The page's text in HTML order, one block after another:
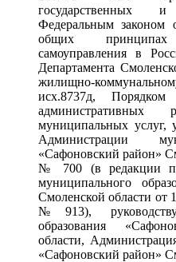
государственных
Федеральным
общих принципах
самоуправления в
Департамента
жилищно-
исх.8737д,
административных
муниципальных услуг,
Администрации
«Сафоновский район»
№ 700 (в редакции
муниципального
Смоленской области от
№ 913),
образования
области,
«Сафоновский район»